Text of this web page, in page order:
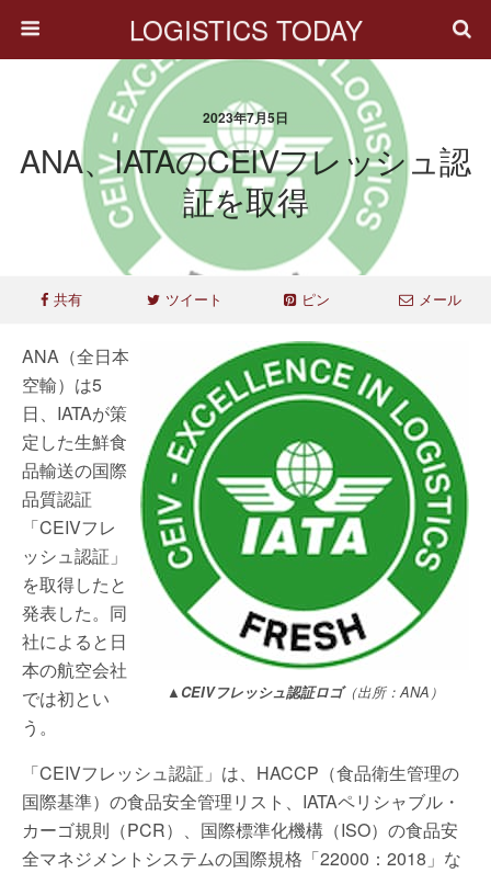
LOGISTICS TODAY
2023年7月5日
ANA、IATAのCEIVフレッシュ認
証を取得
共有 ツイート ピン メール
▲CEIVフレッシュ認証ロゴ（出所：ANA）
ANA（全日本
空輸）は5
日、IATAが策
定した生鮮食
品輸送の国際
品質認証
「CEIVフレ
ッシュ認証」
を取得したと
発表した。同
社によると日
本の航空会社
では初とい
う。
「CEIVフレッシュ認証」は、HACCP（食品衛生管理の
国際基準）の食品安全管理リスト、IATAペリシャブル・
カーゴ規則（PCR）、国際標準化機構（ISO）の食品安
全マネジメントシステムの国際規格「22000：2018」な